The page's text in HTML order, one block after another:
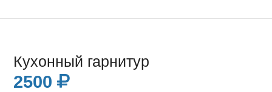
Кухонный гарнитур
2500